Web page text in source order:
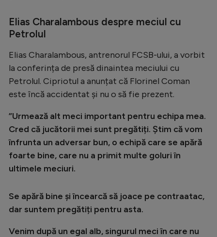
JO 2024
Creează cont
Elias Charalambous despre meciul cu
Petrolul
Elias Charalambous, antrenorul FCSB-ului, a vorbit
la conferința de presă dinaintea meciului cu
Petrolul. Cipriotul a anunțat că Florinel Coman
este încă accidentat și nu o să fie prezent.
”Urmează alt meci important pentru echipa mea.
Cred că jucătorii mei sunt pregătiți. Știm că vom
înfrunta un adversar bun, o echipă care se apără
foarte bine, care nu a primit multe goluri în
ultimele meciuri.
Se apără bine și încearcă să joace pe contraatac,
dar suntem pregătiți pentru asta.
Venim după un egal alb, singurul meci în care nu